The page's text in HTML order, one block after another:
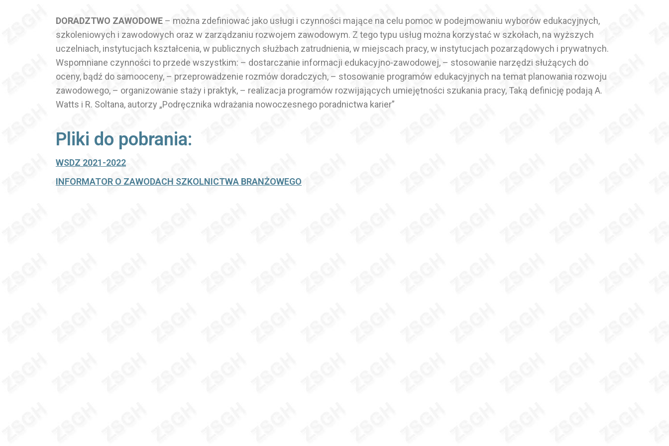
DORADZTWO ZAWODOWE – można zdefiniować jako usługi i czynności mające na celu pomoc w podejmowaniu wyborów edukacyjnych,
szkoleniowych i zawodowych oraz w zarządzaniu rozwojem zawodowym. Z tego typu usług można korzystać w szkołach, na wyższych
uczelniach, instytucjach kształcenia, w publicznych służbach zatrudnienia, w miejscach pracy, w instytucjach pozarządowych i prywatnych.
Wspomniane czynności to przede wszystkim: – dostarczanie informacji edukacyjno-zawodowej, – stosowanie narzędzi służących do
oceny, bądź do samooceny, – przeprowadzenie rozmów doradczych, – stosowanie programów edukacyjnych na temat planowania rozwoju
zawodowego, – organizowanie staży i praktyk, – realizacja programów rozwijających umiejętności szukania pracy, Taką definicję podają A.
Watts i R. Soltana, autorzy „Podręcznika wdrażania nowoczesnego poradnictwa karier”
Pliki do pobrania:
WSDZ 2021-2022
INFORMATOR O ZAWODACH SZKOLNICTWA BRANŻOWEGO